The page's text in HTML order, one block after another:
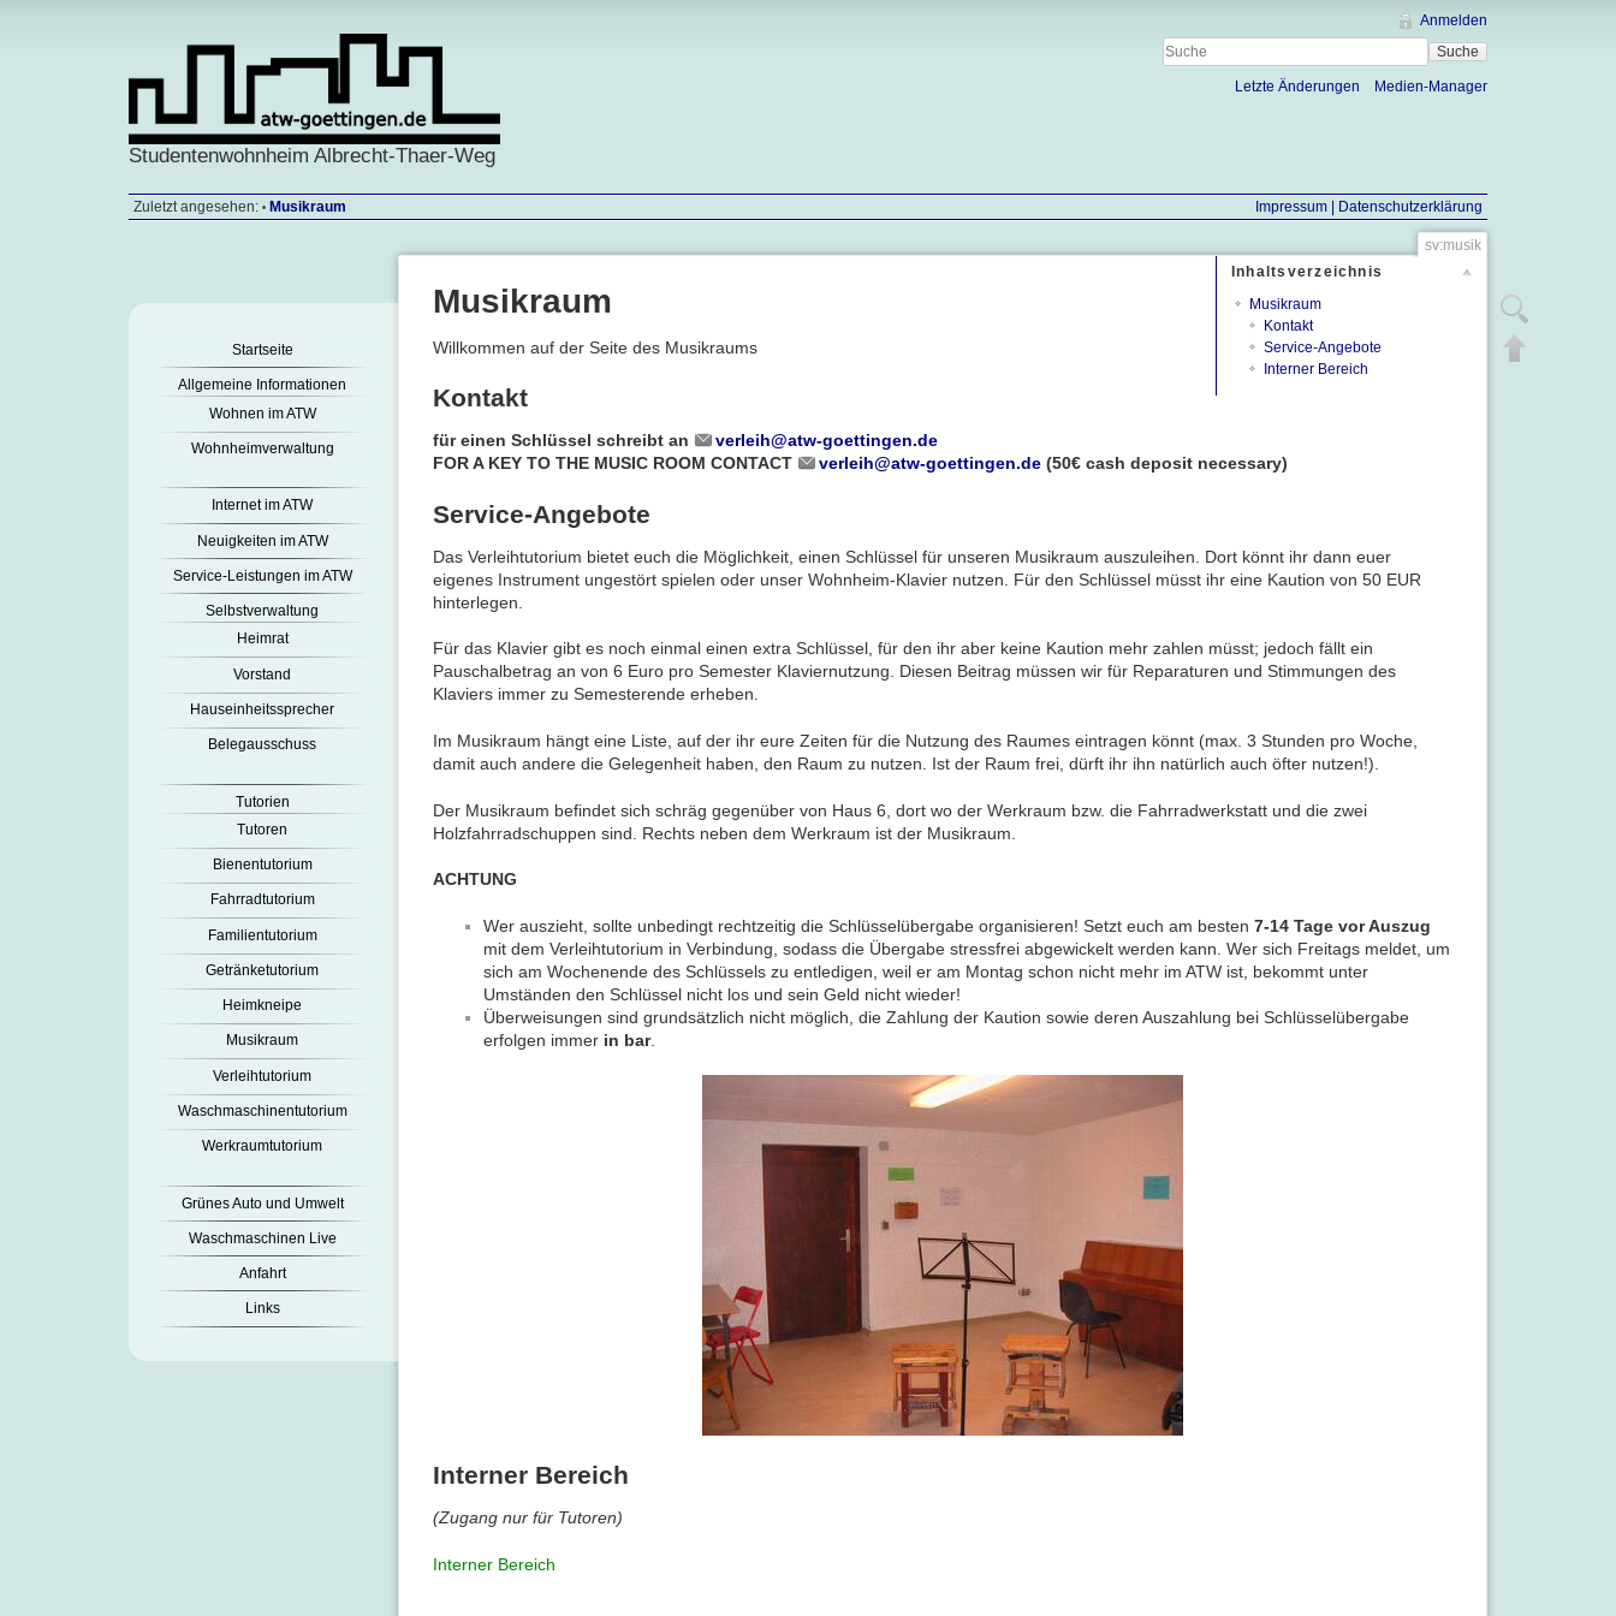
Studentenwohnheim Albrecht-Thaer-Weg
Anmelden
Suche
Letzte Änderungen Medien-Manager
Zuletzt angesehen: • Musikraum Datenschutzerklärung
Impressum |
Startseite
Allgemeine Informationen
Wohnen im ATW
Wohnheimverwaltung
Internet im ATW
Neuigkeiten im ATW
Service-Leistungen im ATW
Selbstverwaltung
Heimrat
Vorstand
Hauseinheitssprecher
Belegausschuss
Tutorien
Tutoren
Bienentutorium
Fahrradtutorium
Familientutorium
Getränketutorium
Heimkneipe
Musikraum
Verleihtutorium
Waschmaschinentutorium
Werkraumtutorium
Grünes Auto und Umwelt
Waschmaschinen Live
Anfahrt
Links
sv:musik
Inhaltsverzeichnis
Musikraum
Kontakt
Service-Angebote
Interner Bereich
Musikraum
Willkommen auf der Seite des Musikraums
Kontakt
für einen Schlüssel schreibt an
verleih@atw-goettingen.de
FOR A KEY TO THE MUSIC ROOM CONTACT
verleih@atw-goettingen.de (50€ cash deposit necessary)
Service-Angebote
Das Verleihtutorium bietet euch die Möglichkeit, einen Schlüssel für unseren Musikraum auszuleihen. Dort könnt ihr dann euer
eigenes Instrument ungestört spielen oder unser Wohnheim-Klavier nutzen. Für den Schlüssel müsst ihr eine Kaution von 50 EUR
hinterlegen.
Für das Klavier gibt es noch einmal einen extra Schlüssel, für den ihr aber keine Kaution mehr zahlen müsst; jedoch fällt ein
Pauschalbetrag an von 6 Euro pro Semester Klaviernutzung. Diesen Beitrag müssen wir für Reparaturen und Stimmungen des
Klaviers immer zu Semesterende erheben.
Im Musikraum hängt eine Liste, auf der ihr eure Zeiten für die Nutzung des Raumes eintragen könnt (max. 3 Stunden pro Woche,
damit auch andere die Gelegenheit haben, den Raum zu nutzen. Ist der Raum frei, dürft ihr ihn natürlich auch öfter nutzen!).
Der Musikraum befindet sich schräg gegenüber von Haus 6, dort wo der Werkraum bzw. die Fahrradwerkstatt und die zwei
Holzfahrradschuppen sind. Rechts neben dem Werkraum ist der Musikraum.
ACHTUNG
Wer auszieht, sollte unbedingt rechtzeitig die Schlüsselübergabe organisieren! Setzt euch am besten7-14 Tage vor Auszug
mit dem Verleihtutorium in Verbindung, sodass die Übergabe stressfrei abgewickelt werden kann. Wer sich Freitags meldet, um
sich am Wochenende des Schlüssels zu entledigen, weil er am Montag schon nicht mehr im ATW ist, bekommt unter
Umständen den Schlüssel nicht los und sein Geld nicht wieder!
Überweisungen sind grundsätzlich nicht möglich, die Zahlung der Kaution sowie deren Auszahlung bei Schlüsselübergabe
erfolgen immer in bar.
Interner Bereich
(Zugang nur für Tutoren)
Interner Bereich
Zeige Quelltext
Nach oben